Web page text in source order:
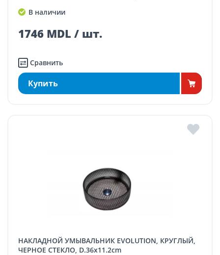
В наличии
1746 MDL / шт.
Сравнить
Купить
НАКЛАДНОЙ УМЫВАЛЬНИК EVOLUTION, КРУГЛЫЙ,
ЧЕРНОЕ СТЕКЛО, D.36x11.2cm